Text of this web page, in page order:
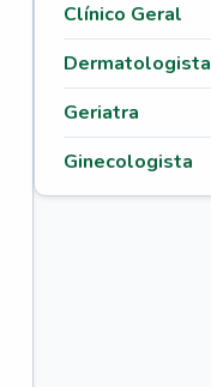
Clínico Geral
Dermatologista
Geriatra
Ginecologista